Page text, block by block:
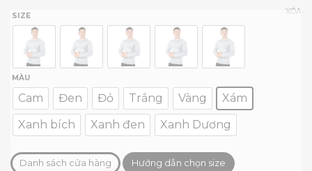
SIZE
MÀU
Cam Đen Đỏ Trắng Vàng
Xám
Xanh bích
Xanh đen Xanh Dương
XÓA
Danh sách cửa hàng Hướng dẫn chọn size